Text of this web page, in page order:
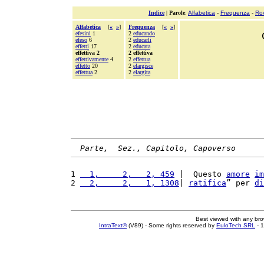
Indice| Parole: Alfabetica - Frequenza -
Alfabetica [« »]
efesini 1
efeso 6
effetti 17
effettiva 2
effettivamente 4
effetto 20
effettua 2
Frequenza [« »]
2 educando
2 educarli
2 educata
2 effettiva
2 effettua
2 elargisce
2 elargita
Parte,  Sez., Capitolo, Capoverso
1
  1,     2,   2, 459
|  Questo amore
2
  2,     2,   1, 1308
ratifica” per
Best viewed with any
IntraText®(V89) - Some rights reserved by EuloTech SRL -